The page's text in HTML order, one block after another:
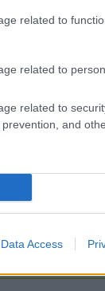
related to
related to
related to
and
Data Access
vagy
10.